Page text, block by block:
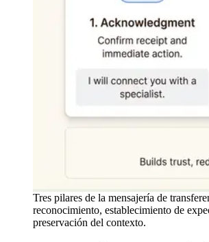
Tres pilares de la mensajería de
reconocimiento, establecimiento de
preservación del contexto.